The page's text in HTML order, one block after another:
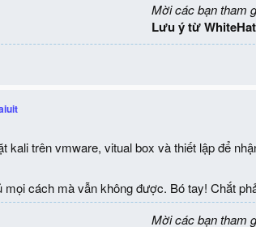
Mời các bạn tham
Lưu ý từ
kali trên vmware, vitual box và thiết lập để
mọi cách mà vẫn không được. Bó tay! Chắt
Mời các bạn tham